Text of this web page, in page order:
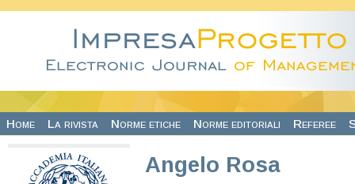
Home La rivista Norme etiche Norme editoriali Referee
Angelo Rosa